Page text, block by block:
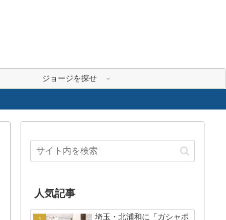
ジョージを探せ
人気記事
埼玉・北浦和に「ガシャポ